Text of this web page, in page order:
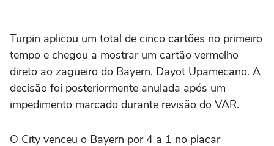
Turpin aplicou um total de cinco cartões no primeiro
tempo e chegou a mostrar um cartão vermelho
direto ao zagueiro do Bayern, Dayot Upamecano. A
decisão foi posteriormente anulada após um
impedimento marcado durante revisão do ‌VAR.
O City venceu o Bayern por 4 a 1 no ‌placar